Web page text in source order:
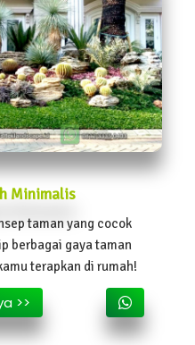
Minimalis
taman yang cocok
berbagai gaya taman
terapkan di rumah!
>>